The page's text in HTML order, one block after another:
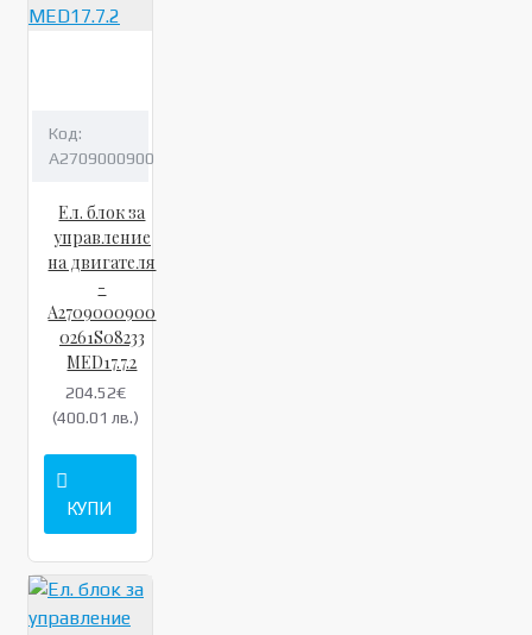
Код:
A2709000900
Ел. блок за
управление
на двигателя
-
A2709000900
0261S08233
MED17.7.2
204.52€
(400.01 лв.)
КУПИ